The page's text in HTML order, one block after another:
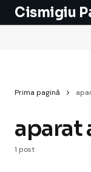
Cismigiu
Prima pagină
aparat
1 post